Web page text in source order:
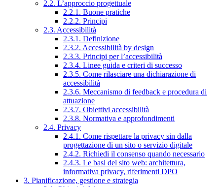
2.2. L’approccio progettuale
2.2.1. Buone pratiche
2.2.2. Principi
2.3. Accessibilità
2.3.1. Definizione
2.3.2. Accessibilità by design
2.3.3. Principi per l’accessibilità
2.3.4. Linee guida e criteri di successo
2.3.5. Come rilasciare una dichiarazione di
accessibilità
2.3.6. Meccanismo di feedback e procedura di
attuazione
2.3.7. Obiettivi accessibilità
2.3.8. Normativa e approfondimenti
2.4. Privacy
2.4.1. Come rispettare la privacy sin dalla
progettazione di un sito o servizio digitale
2.4.2. Richiedi il consenso quando necessario
2.4.3. Le basi del sito web: architettura,
informativa privacy, riferimenti DPO
3. Pianificazione, gestione e strategia